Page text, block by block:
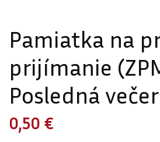
Pamiatka na
prijímanie
Posledná
0,50 €